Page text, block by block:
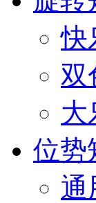
快
双
大
位势
通